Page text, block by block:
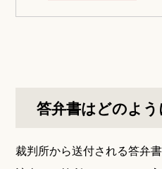
答弁書はどのよ
裁判所から送付される答弁